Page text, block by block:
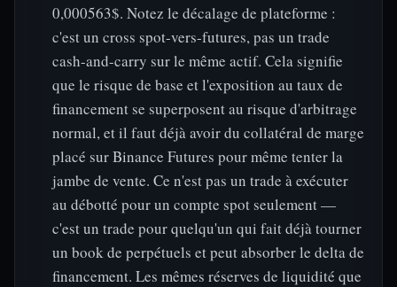
0,000563$. Notez le décalage de plateforme :
c'est un cross spot-vers-futures, pas un trade
cash-and-carry sur le même actif. Cela signifie
que le risque de base et l'exposition au taux de
financement se superposent au risque d'arbitrage
normal, et il faut déjà avoir du collatéral de marge
placé sur Binance Futures pour même tenter la
jambe de vente. Ce n'est pas un trade à exécuter
au débotté pour un compte spot seulement —
c'est un trade pour quelqu'un qui fait déjà tourner
un book de perpétuels et peut absorber le delta de
financement. Les mêmes réserves de liquidité que